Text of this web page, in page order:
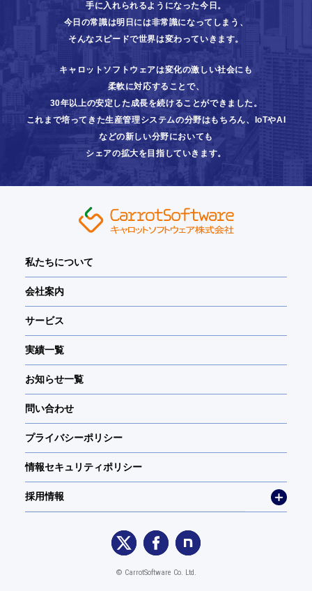
手に入れられるようになった今日。
今日の常識は明日には非常識になってしまう、
そんなスピードで世界は変わっていきます。
キャロットソフトウェアは変化の激しい社会にも
柔軟に対応することで、
30年以上の安定した成長を続けることができました。
これまで培ってきた生産管理システムの分野はもちろん、
IoTやAI
などの新しい分野においても
シェアの拡大を目指していきます。
© CarrotSoftware Co. Ltd.
私たちについて
会社案内
サービス
実績一覧
お知らせ一覧
問い合わせ
プライバシーポリシー
情報セキュリティポリシー
採用情報